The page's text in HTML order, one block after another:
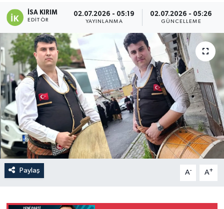
İSA KIRIM
EDITÖR
02.07.2026 - 05:19
YAYINLANMA
02.07.2026 - 05:26
GÜNCELLEME
Paylaş A- A+